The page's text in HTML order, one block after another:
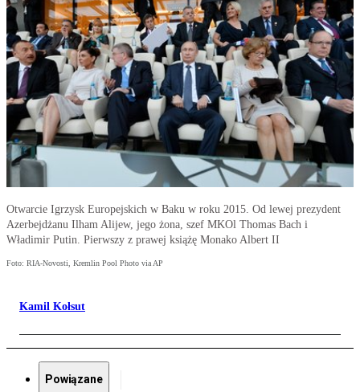
Otwarcie Igrzysk Europejskich w Baku w roku 2015. Od lewej prezydent
Azerbejdżanu Ilham Alijew, jego żona, szef MKOl Thomas Bach i
Władimir Putin. Pierwszy z prawej książę Monako Albert II
Foto: RIA-Novosti, Kremlin Pool Photo via AP
Kamil Kołsut
Powiązane